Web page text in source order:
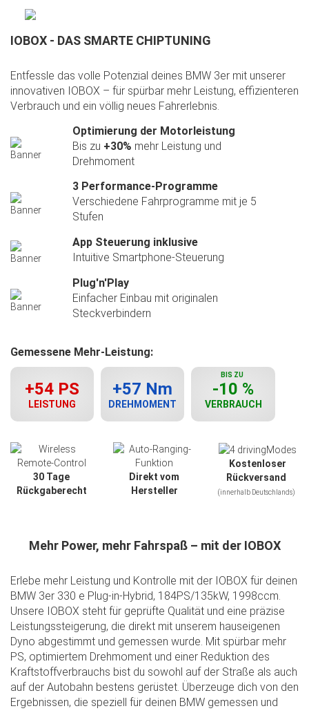
IOBOX - DAS SMARTE CHIPTUNING
Entfessle das volle Potenzial deines BMW 3er mit unserer
innovativen IOBOX – für spürbar mehr Leistung, effizienteren
Verbrauch und ein völlig neues Fahrerlebnis.
Optimierung der Motorleistung
Bis zu +30% mehr Leistung und
Drehmoment
3 Performance-Programme
Verschiedene Fahrprogramme mit je 5
Stufen
App Steuerung inklusive
Intuitive Smartphone-Steuerung
Plug'n'Play
Einfacher Einbau mit originalen
Steckverbindern
Gemessene Mehr-Leistung:
+54 PS
LEISTUNG
+57 Nm
DREHMOMENT
BIS ZU
-10 %
VERBRAUCH
30 Tage
Rückgaberecht
Direkt vom
Hersteller
Kostenloser
Rückversand
(innerhalb Deutschlands)
Mehr Power, mehr Fahrspaß – mit der IOBOX
Erlebe mehr Leistung und Kontrolle mit der IOBOX für deinen
BMW 3er 330 e Plug-in-Hybrid, 184PS/135kW, 1998ccm.
Unsere IOBOX steht für geprüfte Qualität und eine präzise
Leistungssteigerung, die direkt mit unserem hauseigenen
Dyno abgestimmt und gemessen wurde. Mit spürbar mehr
PS, optimiertem Drehmoment und einer Reduktion des
Kraftstoffverbrauchs bist du sowohl auf der Straße als auch
auf der Autobahn bestens gerüstet. Überzeuge dich von den
Ergebnissen, die speziell für deinen BMW gemessen und
Slide01